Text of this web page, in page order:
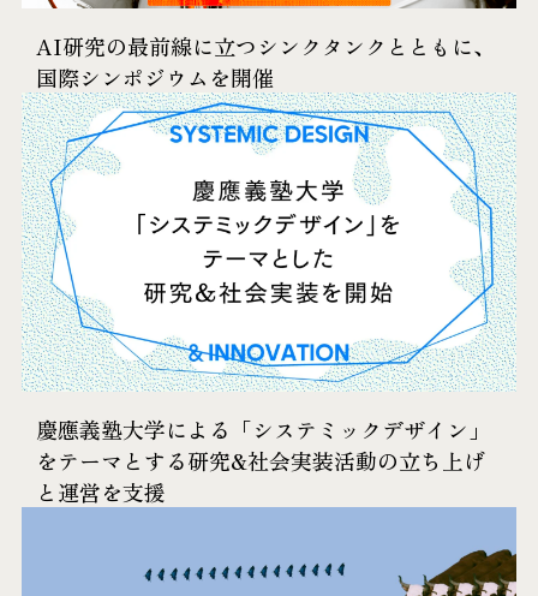
AI研究の最前線に立つシンクタンクとともに、
国際シンポジウムを開催
慶應義塾大学による「システミックデザイン」
をテーマとする研究&社会実装活動の立ち上げ
と運営を支援